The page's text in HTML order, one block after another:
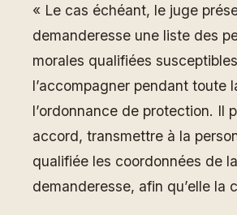
« Le cas échéant, le juge
demanderesse une liste des
morales qualifiées
l’accompagner pendant toute
l’ordonnance de protection. Il
accord, transmettre à la
qualifiée les coordonnées de
demanderesse, afin qu’elle la